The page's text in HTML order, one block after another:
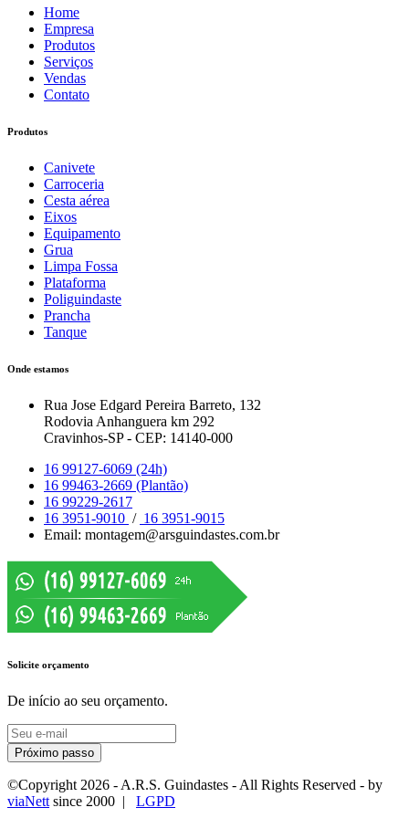
Home
Empresa
Produtos
Serviços
Vendas
Contato
Produtos
Canivete
Carroceria
Cesta aérea
Eixos
Equipamento
Grua
Limpa Fossa
Plataforma
Poliguindaste
Prancha
Tanque
Onde estamos
Rua Jose Edgard Pereira Barreto, 132
Rodovia Anhanguera km 292
Cravinhos-SP - CEP: 14140-000
16 99127-6069 (24h)
16 99463-2669 (Plantão)
16 99229-2617
16 3951-9010 / 16 3951-9015
Email: montagem@arsguindastes.com.br
Solicite orçamento
De início ao seu orçamento.
Próximo passo
©Copyright 2026 - A.R.S. Guindastes - All Rights Reserved - by
viaNett since 2000 | LGPD